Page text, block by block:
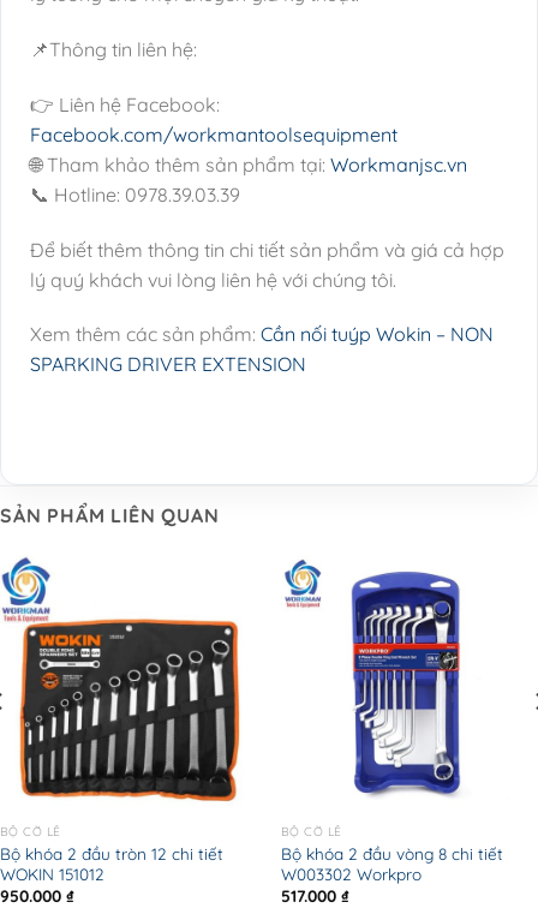
📌Thông tin liên hệ:
👉 Liên hệ Facebook:
Facebook.com/workmantoolsequipment
🌐 Tham khảo thêm sản phẩm tại: Workmanjsc.vn
📞 Hotline: 0978.39.03.39
Để biết thêm thông tin chi tiết sản phẩm và giá cả hợp
lý quý khách vui lòng liên hệ với chúng tôi.
Xem thêm các sản phẩm: Cần nối tuýp Wokin – NON
SPARKING DRIVER EXTENSION
SẢN PHẨM LIÊN QUAN
BỘ CỜ LÊ
Bộ khóa 2 đầu tròn 12 chi tiết
WOKIN 151012
950.000 ₫
BỘ CỜ LÊ
Bộ khóa 2 đầu vòng 8 chi tiết
W003302 Workpro
517.000 ₫